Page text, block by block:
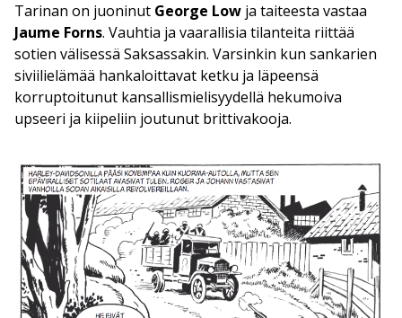
Tarinan on juoninut George Low ja taiteesta vastaa
Jaume Forns. Vauhtia ja vaarallisia tilanteita riittää
sotien välisessä Saksassakin. Varsinkin kun sankarien
siviilielämää hankaloittavat ketku ja läpeensä
korruptoitunut kansallismielisyydellä hekumoiva
upseeri ja kiipeliin joutunut brittivakooja.